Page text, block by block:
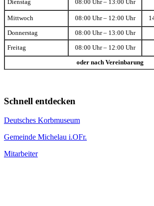
Dienstag 08:00 Uhr – 13:00 Uhr
Mittwoch 08:00 Uhr – 12:00 Uhr
Donnerstag 08:00 Uhr – 13:00 Uhr
Freitag 08:00 Uhr – 12:00 Uhr
oder nach Vereinbarung
Schnell entdecken
Deutsches Korbmuseum
Gemeinde Michelau i.OFr.
Mitarbeiter